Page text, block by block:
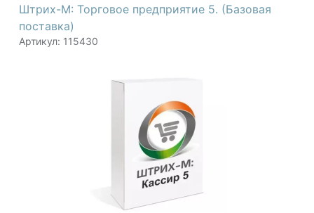
Штрих-М: Торговое предприятие 5. (Базовая
поставка)
Артикул: 115430